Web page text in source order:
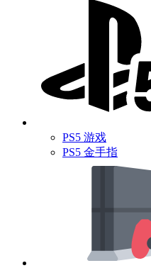
PS5 游戏
PS5 金手指